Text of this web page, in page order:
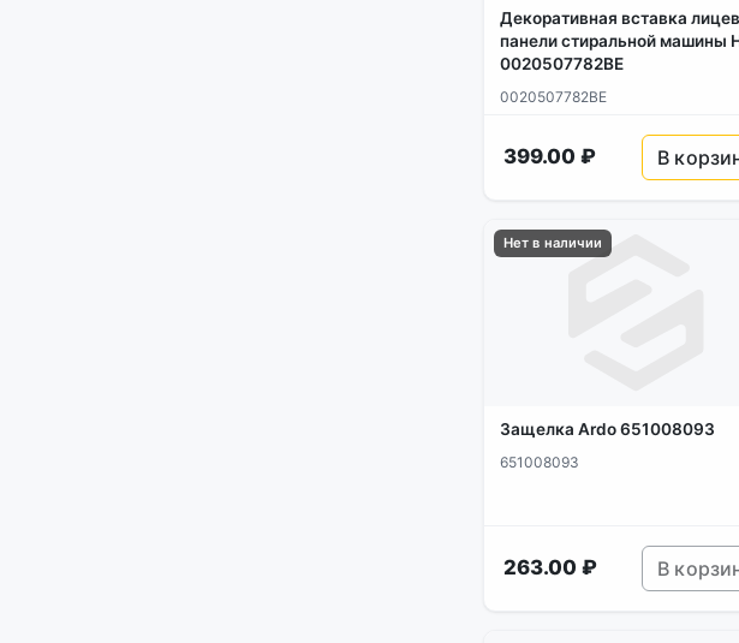
Декоративная вставка
панели стиральной машины
0020507782BE
0020507782BE
399.00 ₽ В
Нет в наличии
Защелка Ardo 651008093
651008093
263.00 ₽ В